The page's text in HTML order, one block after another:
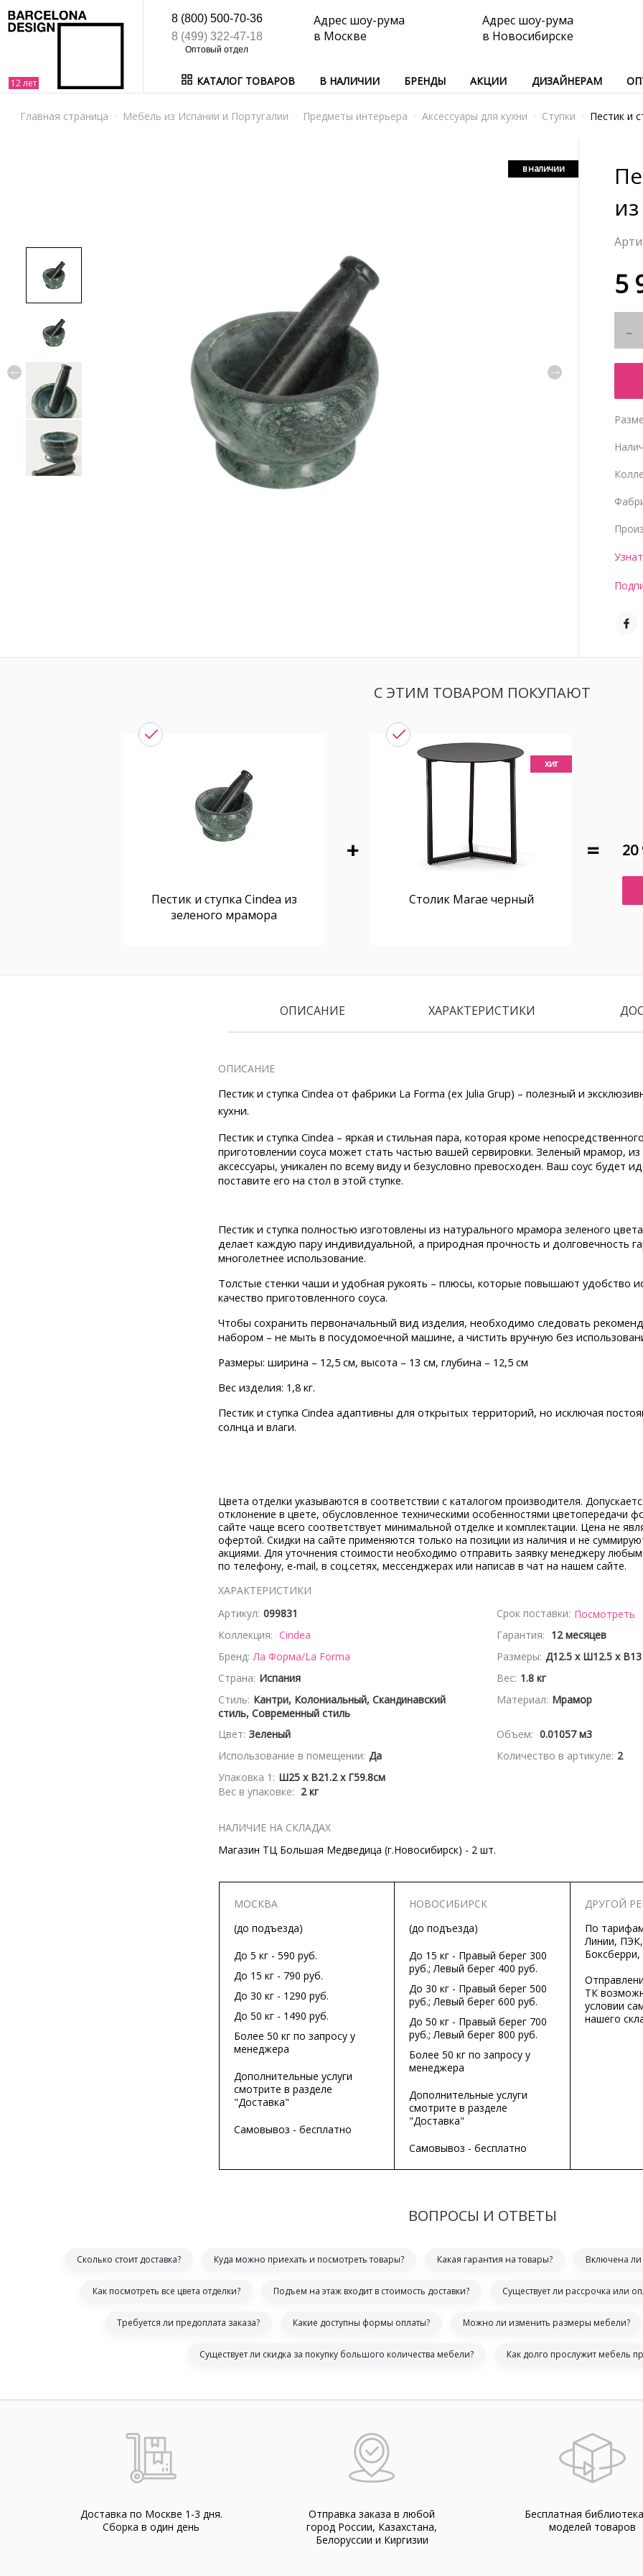
8 (800) 500-70-36
8 (499) 322-47-18
Адрес шоу-рума
в Москве
Адрес шоу-рума
в Новосибирске
КАТАЛОГ ТОВАРОВ В НАЛИЧИИ БРЕНДЫ АКЦИИ ДИЗАЙНЕРАМ
Главная страница Мебель из Испании и Португалии Предметы интерьера Аксессуары для кухни Ступки Пестик и
в наличии
5
С ЭТИМ ТОВАРОМ ПОКУПАЮТ
Пестик и ступка Cindea из
зеленого мрамора
хит
Столик Marae черный
20
ОПИСАНИЕ ХАРАКТЕРИСТИКИ
ОПИСАНИЕ
Пестик и ступка Cindea от фабрики La Forma (ex Julia Grup) – полезный и
кухни.
Пестик и ступка Cindea – яркая и стильная пара, которая кроме
приготовлении соуса может стать частью вашей сервировки. Зеленый мрамор,
аксессуары, уникален по всему виду и безусловно превосходен. Ваш соус будет
поставите его на стол в этой ступке.
Пестик и ступка полностью изготовлены из натурального мрамора зеленого
делает каждую пару индивидуальной, а природная прочность и долговечность
многолетнее использование.
Толстые стенки чаши и удобная рукоять – плюсы, которые повышают удобство
качество приготовленного соуса.
Чтобы сохранить первоначальный вид изделия, необходимо следовать
набором – не мыть в посудомоечной машине, а чистить вручную без
Размеры: ширина – 12,5 см, высота – 13 см, глубина – 12,5 см
Вес изделия: 1,8 кг.
Пестик и ступка Cindea адаптивны для открытых территорий, но исключая
солнца и влаги.
Цвета отделки указываются в соответствии с каталогом производителя.
отклонение в цвете, обусловленное техническими особенностями цветопередачи
сайте чаще всего соответствует минимальной отделке и комплектации. Цена не
офертой. Скидки на сайте применяются только на позиции из наличия и не
акциями. Для уточнения стоимости необходимо отправить заявку менеджеру
по телефону, e-mail, в соц.сетях, мессенджерах или написав в чат на нашем сайте.
ХАРАКТЕРИСТИКИ
Артикул: 099831 Срок поставки: Посмотреть
Коллекция: Cindea Гарантия: 12 месяцев
Бренд: Ла Форма/La Forma Размеры: Д12.5 x Ш12.5 x
Страна: Испания Вес: 1.8 кг
Стиль: Кантри, Колониальный, Скандинавский
стиль, Современный стиль
Материал: Мрамор
Цвет: Зеленый Объем: 0.01057 м3
Использование в помещении: Да Количество в артикуле: 2
Упаковка 1: Ш25 x В21.2 x Г59.8см
Вес в упаковке: 2 кг
НАЛИЧИЕ НА СКЛАДАХ
Магазин ТЦ Большая Медведица (г.Новосибирск) - 2 шт.
МОСКВА
(до подъезда)
До 5 кг - 590 руб.
До 15 кг - 790 руб.
До 30 кг - 1290 руб.
До 50 кг - 1490 руб.
Более 50 кг по запросу у
менеджера
Дополнительные услуги
смотрите в разделе
"Доставка"
Самовывоз - бесплатно
НОВОСИБИРСК
(до подъезда)
До 15 кг - Правый берег 300
руб.; Левый берег 400 руб.
До 30 кг - Правый берег 500
руб.; Левый берег 600 руб.
До 50 кг - Правый берег 700
руб.; Левый берег 800 руб.
Более 50 кг по запросу у
менеджера
Дополнительные услуги
смотрите в разделе
"Доставка"
Самовывоз - бесплатно
ДРУГОЙ
По
Линии,
ТК
условии
нашего
ВОПРОСЫ И ОТВЕТЫ
Сколько стоит доставка? Куда можно приехать и посмотреть товары? Какая гарантия на товары? Включена ли
Как посмотреть все цвета отделки? Подъем на этаж входит в стоимость доставки? Существует ли рассрочка или
Требуется ли предоплата заказа? Какие доступны формы оплаты? Можно ли изменить размеры мебели?
Существует ли скидка за покупку большого количества мебели? Как долго прослужит мебель
Доставка по Москве 1-3 дня.
Cборка в один день
Отправка заказа в любой
город России, Казахстана,
Белоруссии и Киргизии
Бесплатная
моделей товаров